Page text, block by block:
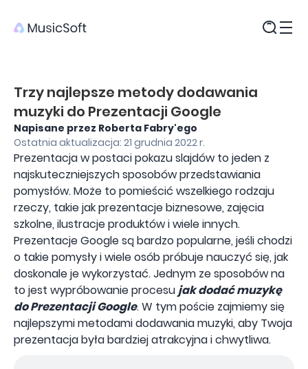
Trzy najlepsze metody dodawania
muzyki do Prezentacji Google
Napisane przez Roberta Fabry'ego
Ostatnia aktualizacja: 21 grudnia 2022 r.
Prezentacja w postaci pokazu slajdów to jeden z
najskuteczniejszych sposobów przedstawiania
pomysłów. Może to pomieścić wszelkiego rodzaju
rzeczy, takie jak prezentacje biznesowe, zajęcia
szkolne, ilustracje produktów i wiele innych.
Prezentacje Google są bardzo popularne, jeśli chodzi
o takie pomysły i wiele osób próbuje nauczyć się, jak
doskonale je wykorzystać. Jednym ze sposobów na
to jest wypróbowanie procesujak dodać muzykę
do Prezentacji Google. W tym poście zajmiemy się
najlepszymi metodami dodawania muzyki, aby Twoja
prezentacja była bardziej atrakcyjna i chwytliwa.